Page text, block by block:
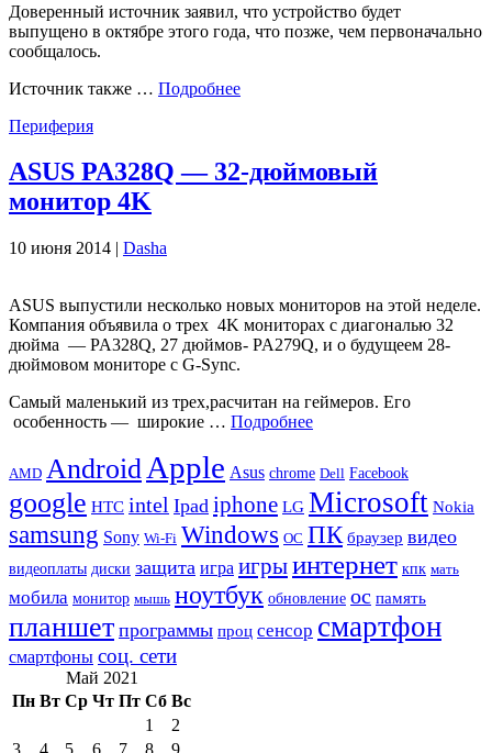
Доверенный источник заявил, что устройство будет
выпущено в октябре этого года, что позже, чем первоначально
сообщалось.
Источник также … Подробнее
Периферия
ASUS PA328Q — 32-дюймовый
монитор 4K
10 июня 2014 | Dasha
ASUS выпустили несколько новых мониторов на этой неделе.
Компания объявила о трех 4K мониторах с диагональю 32
дюйма — PA328Q, 27 дюймов- PA279Q, и о будущеем 28-
дюймовом мониторе с G-Sync.
Самый маленький из трех,расчитан ​​на геймеров. Его
особенность — широкие … Подробнее
AMD Android Apple Asus chrome Dell Facebook
google HTC intel Ipad iphone LG Microsoft Nokia
samsung Sony Wi-Fi Windows ОС ПК браузер видео
видеоплаты диски защита игра игрыинтернет кпк мать
мобила монитор мышь ноутбук обновление ос память
планшет программы проц сенсор смартфон
смартфоны соц. сети
Май 2021
Пн Вт Ср Чт Пт Сб Вс
1
2